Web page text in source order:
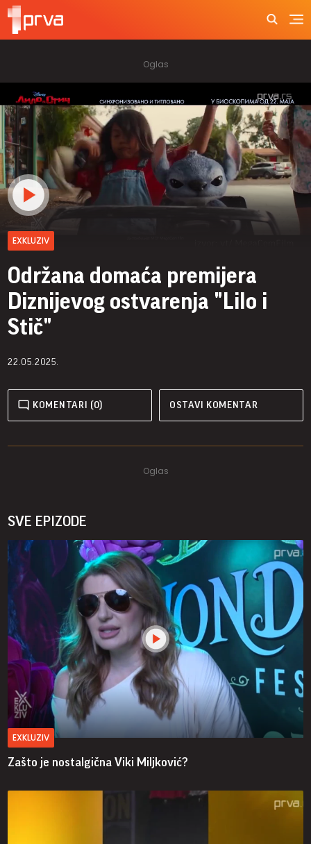
EXKLUZIV
Održana domaća premijera
Diznijevog ostvarenja "Lilo i
Stič"
22.05.2025.
KOMENTARI (0) OSTAVI KOMENTAR
SVE EPIZODE
EXKLUZIV
Zašto je nostalgična Viki Miljković?